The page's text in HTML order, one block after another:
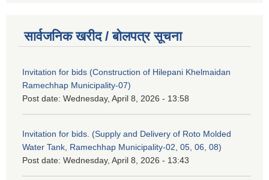
सार्वजनिक खरीद / बोलपत्र सूचना
Invitation for bids (Construction of Hilepani Khelmaidan
Ramechhap Municipality-07)
Post date: Wednesday, April 8, 2026 - 13:58
Invitation for bids. (Supply and Delivery of Roto Molded
Water Tank, Ramechhap Municipality-02, 05, 06, 08)
Post date: Wednesday, April 8, 2026 - 13:43